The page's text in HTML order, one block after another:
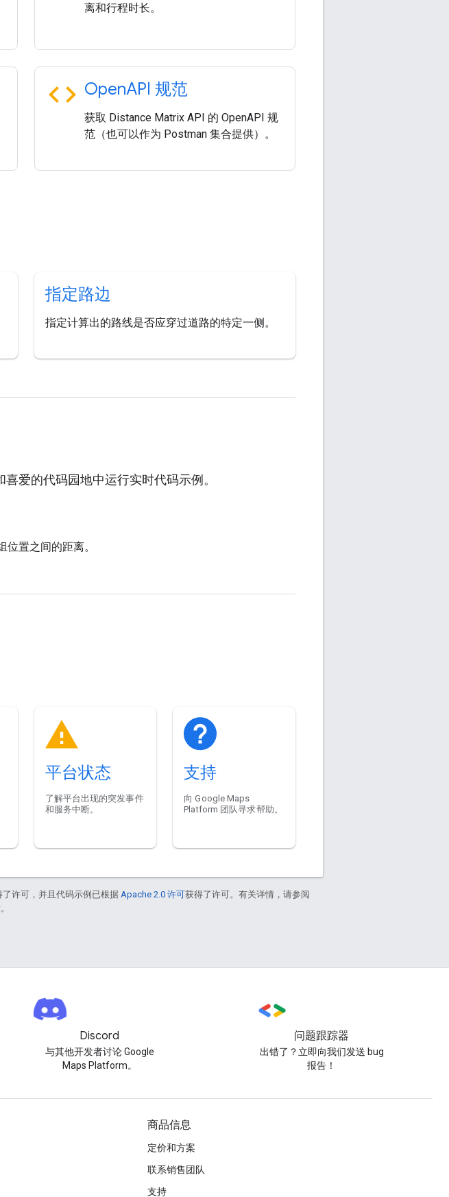
离和行程时长。
code OpenAPI 规范
获取 Distance Matrix API 的 OpenAPI 规
范（也可以作为 Postman 集合提供）。
指定路边
指定计算出的路线是否应穿过道路的特定一侧。
爱的代码园地中运行实时代码示例。
置之间的距离。
平台状态
了解平台出现的突发事件
和服务中断。
支持
向 Google Maps
Platform 团队寻求帮助。
了许可，并且代码示例已根据 Apache 2.0 许可获得了许可。有关详情，请参阅
Discord
与其他开发者讨论 Google
Maps Platform。
问题跟踪器
出错了？立即向我们发送 bug
报告！
商品信息
定价和方案
联系销售团队
支持